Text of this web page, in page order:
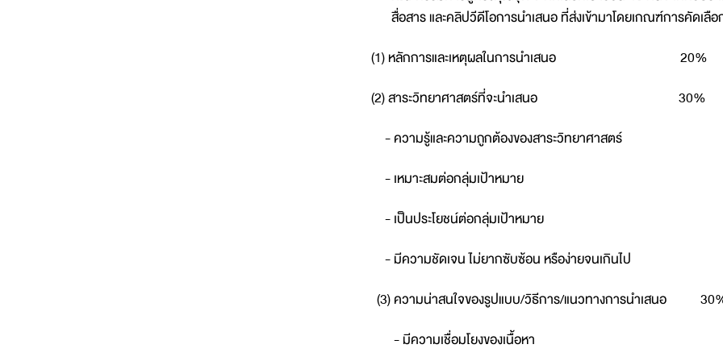
สื่อสาร และคลิปวีดีโอการนำเสนอ ที่ส่งเข้ามาโดยเกณฑ์การคัดเลื
(1) หลักการและเหตุผลในการนำเสนอ 20%
(2) สาระวิทยาศาสตร์ที่จะนำเสนอ 30%
- ความรู้และความถูกต้องของสาระวิทยาศาสตร์
- เหมาะสมต่อกลุ่มเป้าหมาย
- เป็นประโยชน์ต่อกลุ่มเป้าหมาย
- มีความชัดเจน ไม่ยากซับซ้อน หรือง่ายจนเกินไป
(3) ความน่าสนใจของรูปแบบ/วิธีการ/แนวทางการนำเสนอ
- มีความเชื่อมโยงของเนื้อหา